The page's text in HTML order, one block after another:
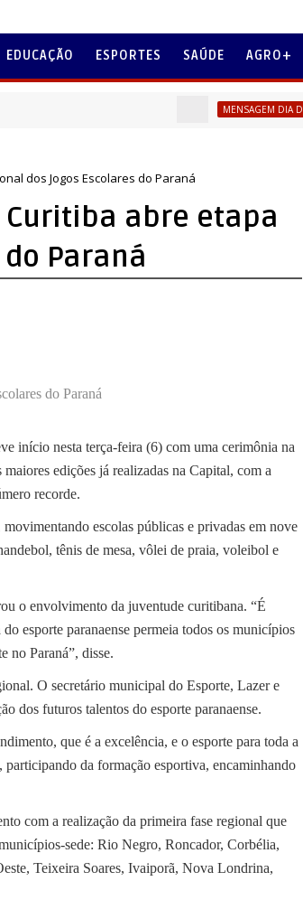
EDUCAÇÃO ESPORTES SAÚDE AGRO+
MENSAGEM DIA DOS PAIS
dos Jogos Escolares do Paraná
abre etapa
Paraná
do Paraná
início nesta terça-feira (6) com uma cerimônia na
edições já realizadas na Capital, com a
recorde.
escolas públicas e privadas em nove
tênis de mesa, vôlei de praia, voleibol e
o envolvimento da juventude curitibana. “É
esporte paranaense permeia todos os municípios
no Paraná”, disse.
O secretário municipal do Esporte, Lazer e
dos futuros talentos do esporte paranaense.
que é a excelência, e o esporte para toda a
participando da formação esportiva, encaminhando
com a realização da primeira fase regional que
sede: Rio Negro, Roncador, Corbélia,
Teixeira Soares, Ivaiporã, Nova Londrina,